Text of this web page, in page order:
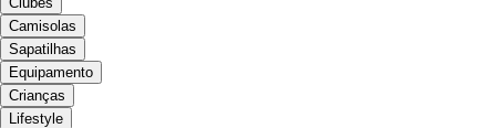
Camisolas
Sapatilhas
Equipamento
Crianças
Lifestyle